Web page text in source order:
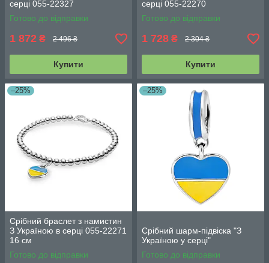
серці 055-22327
Готово до відправки
1 872 ₴ 2 496 ₴
Купити
серці 055-22270
Готово до відправки
1 728 ₴ 2 304 ₴
Купити
–25%
Срібний браслет з намистин
З Україною в серці 055-22271
16 см
Готово до відправки
–25%
Срібний шарм-підвіска "З
Україною у серці"
Готово до відправки